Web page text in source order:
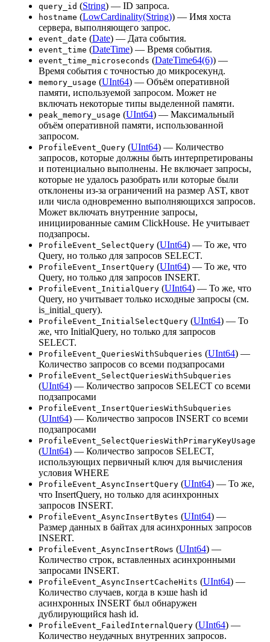
query_id (String) — ID запроса.
hostname (LowCardinality(String)) — Имя хоста
сервера, выполняющего запрос.
event_date (Date) — Дата события.
event_time (DateTime) — Время события.
event_time_microseconds (DateTime64(6)) —
Время события с точностью до микросекунд.
memory_usage (UInt64) — Объём оперативной
памяти, используемой запросом. Может не
включать некоторые типы выделенной памяти.
peak_memory_usage (UInt64) — Максимальный
объём оперативной памяти, использованной
запросом.
ProfileEvent_Query (UInt64) — Количество
запросов, которые должны быть интерпретированы
и потенциально выполнены. Не включает запросы,
которые не удалось разобрать или которые были
отклонены из-за ограничений на размер AST, квот
или числа одновременно выполняющихся запросов.
Может включать внутренние запросы,
инициированные самим ClickHouse. Не учитывает
подзапросы.
ProfileEvent_SelectQuery (UInt64) — То же, что
Query, но только для запросов SELECT.
ProfileEvent_InsertQuery (UInt64) — То же, что
Query, но только для запросов INSERT.
ProfileEvent_InitialQuery (UInt64) — То же, что
Query, но учитывает только исходные запросы (см.
is_initial_query).
ProfileEvent_InitialSelectQuery (UInt64) — То
же, что InitialQuery, но только для запросов
SELECT.
ProfileEvent_QueriesWithSubqueries (UInt64) —
Количество запросов со всеми подзапросами
ProfileEvent_SelectQueriesWithSubqueries
(UInt64) — Количество запросов SELECT со всеми
подзапросами
ProfileEvent_InsertQueriesWithSubqueries
(UInt64) — Количество запросов INSERT со всеми
подзапросами
ProfileEvent_SelectQueriesWithPrimaryKeyUsage
(UInt64) — Количество запросов SELECT,
использующих первичный ключ для вычисления
условия WHERE
ProfileEvent_AsyncInsertQuery (UInt64) — То же,
что InsertQuery, но только для асинхронных
запросов INSERT.
ProfileEvent_AsyncInsertBytes (UInt64) —
Размер данных в байтах для асинхронных запросов
INSERT.
ProfileEvent_AsyncInsertRows (UInt64) —
Количество строк, вставленных асинхронными
запросами INSERT.
ProfileEvent_AsyncInsertCacheHits (UInt64) —
Количество случаев, когда в кэше hash id
асинхронных INSERT был обнаружен
дублирующийся hash id.
ProfileEvent_FailedInternalQuery (UInt64) —
Количество неудачных внутренних запросов.